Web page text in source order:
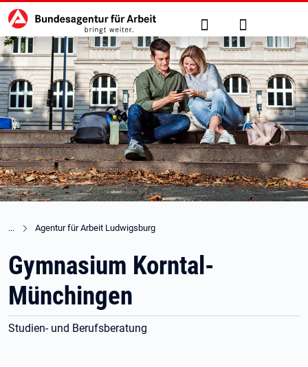
zu den Hauptinhalten springen
Hauptnavigation Suche Anmelden
Agentur für Arbeit Ludwigsburg
Gymnasium Korntal-
Münchingen
Studien- und Berufsberatung